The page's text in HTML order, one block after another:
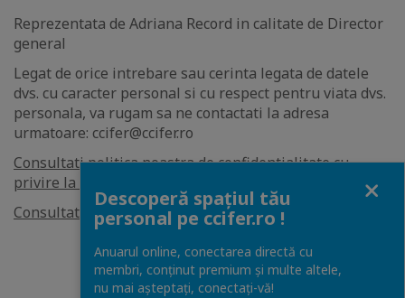
Reprezentata de Adriana Record in calitate de Director
general
Legat de orice intrebare sau cerinta legata de datele
dvs. cu caracter personal si cu respect pentru viata dvs.
personala, va rugam sa ne contactati la adresa
urmatoare: ccifer@ccifer.ro
Consultati politica noastra de confidentialitate cu
privire la datele personale
Consultati politica noastra de utilizare a cookie - urilor
Descoperă spațiul tău
personal pe ccifer.ro !
Anuarul online, conectarea directă cu
membri, conținut premium și multe altele,
nu mai așteptați, conectaţi-vă!